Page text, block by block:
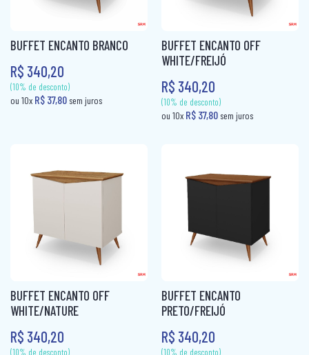
ou 10xR$ 51,80sem juros ou 10xR$ 51,80
(10% de desconto) ou 10x
BUFFET ENCANTO BRANCO
R$ 340,20
BUFFET ENCANTO OFF
WHITE/FREIJÓ
R$ 340,20
BUFFET ENCANTO OFF
WHITE/NATURE
R$ 340,20
BUFFET ENCANTO
PRETO/FREIJÓ
R$ 340,20